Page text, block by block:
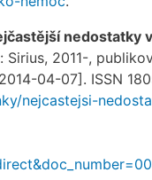
nedostatky
2011-,
04-07]. ISSN
nejcastejsi-